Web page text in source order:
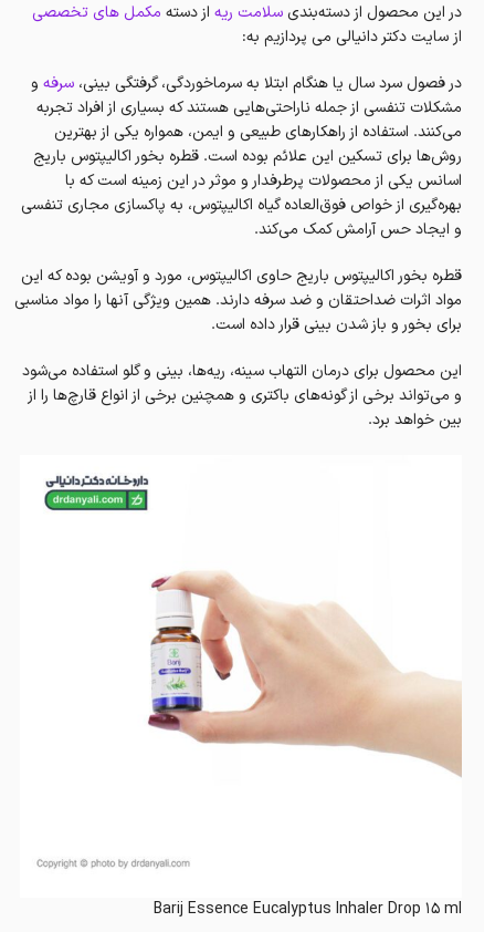
در این محصول از دسته‌بندیسلامت ریه از دسته مکمل های تخصصی
از سایت دکتر دانیالی می پردازیم به:
در فصول سرد سال یا هنگام ابتلا به سرماخوردگی، گرفتگی بینی، سرفه و
مشکلات تنفسی از جمله ناراحتی‌هایی هستند که بسیاری از افراد تجربه
می‌کنند. استفاده از راهکارهای طبیعی و ایمن، همواره یکی از بهترین
روش‌ها برای تسکین این علائم بوده است. قطره بخور اکالیپتوس باریج
اسانس یکی از محصولات پرطرفدار و موثر در این زمینه است که با
بهره‌گیری از خواص فوق‌العاده گیاه اکالیپتوس، به پاکسازی مجاری تنفسی
و ایجاد حس آرامش کمک می‌کند.
قطره بخور اکالیپتوس باریج حاوی اکالیپتوس، مورد و آویشن بوده که این
مواد اثرات ضداحتقان و ضد سرفه دارند. همین ویژگی آنها را مواد مناسبی
برای بخور و باز شدن بینی قرار داده است.
این محصول برای درمان التهاب سینه، ریه‌ها، بینی و گلو استفاده می‌شود
و می‌تواند برخی از گونه‌های باکتری و همچنین برخی از انواع قارچ‌ها را از
بین خواهد برد.
Barij Essence Eucalyptus Inhaler Drop ۱۵ ml